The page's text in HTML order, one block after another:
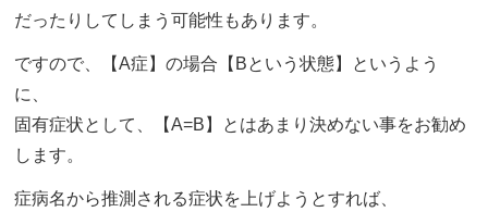
だったりしてしまう可能性もあります。
ですので、【A症】の場合【Bという状態】というよう
に、
固有症状として、【A=B】とはあまり決めない事をお勧め
します。
症病名から推測される症状を上げようとすれば、